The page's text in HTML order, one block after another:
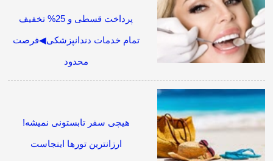
پرداخت قسطی و 25% تخفیف
تمام خدمات دندانپزشکی◀فرصت
محدود
هیچی سفر تابستونی نمیشه!
ارزانترین تورها اینجاست